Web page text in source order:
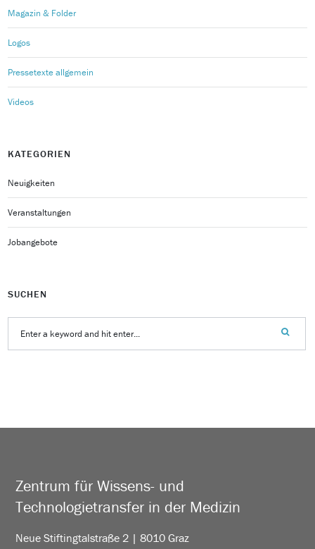
Magazin & Folder
Logos
Pressetexte allgemein
Videos
KATEGORIEN
Neuigkeiten
Veranstaltungen
Jobangebote
SUCHEN
Zentrum für Wissens- und
Technologietransfer in der Medizin
Neue Stiftingtalstraße 2 | 8010 Graz